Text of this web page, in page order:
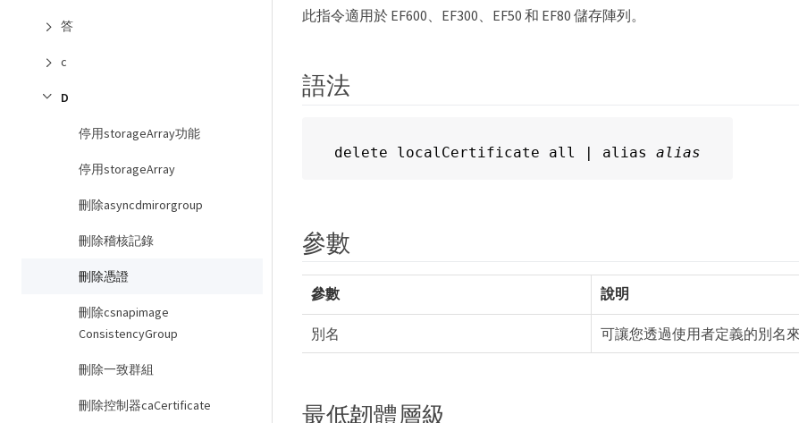
答
c
D
停用storageArray功能
停用storageArray
刪除asyncdmirorgroup
刪除稽核記錄
刪除憑證
刪除csnapimage
ConsistencyGroup
刪除一致群組
刪除控制器caCertificate
此指令適用於 EF600、EF300、EF50 和 EF80 儲存陣列。
語法
delete localCertificate all | alias alias
參數
參數 說明
別名 可讓您透過使用者定義的別名來
最低韌體層級